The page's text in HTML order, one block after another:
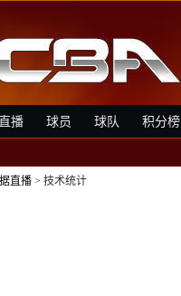
播 球员 球队 积分榜
直播 > 技术统计